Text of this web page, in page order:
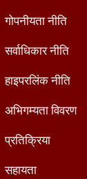
गोपनीयता नीति
सर्वाधिकार नीति
हाइपरलिंक नीति
अभिगम्यता विवरण
प्रतिक्रिया
सहायता